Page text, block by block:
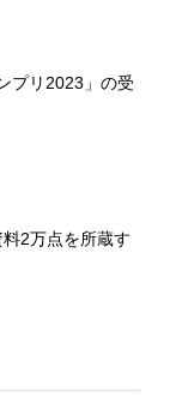
プリ2023」の受
料2万点を所蔵す